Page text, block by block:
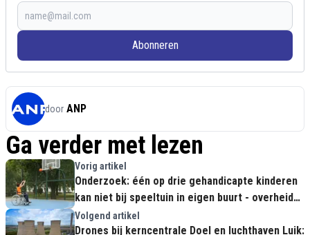
Abonneren
door ANP
Ga verder met lezen
Vorig artikel
Onderzoek: één op drie gehandicapte kinderen
kan niet bij speeltuin in eigen buurt - overheid
kijkt weg
Volgend artikel
Drones bij kerncentrale Doel en luchthaven Luik: